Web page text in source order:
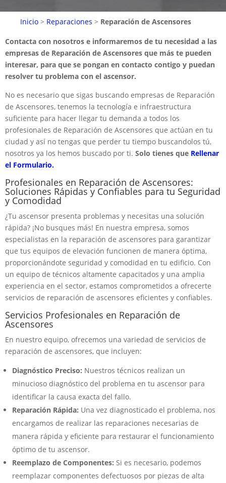
Inicio > Reparaciones > Reparación de Ascensores
Contacta con nosotros e informaremos de tu necesidad a las
empresas de Reparación de Ascensores que más te pueden
interesar, para que se pongan en contacto contigo y puedan
resolver tu problema con el ascensor.
No es necesario que sigas buscando empresas de Reparación
de Ascensores, tenemos la tecnología e infraestructura
suficiente para hacer llegar tu demanda a todos los
profesionales de Reparación de Ascensores que actúan en tu
ciudad y así no tengas que perder tu tiempo buscandolos tú,
nosotros ya los hemos buscado por ti. Solo tienes que Rellenar
el Formulario.
Profesionales en Reparación de Ascensores:
Soluciones Rápidas y Confiables para tu Seguridad
y Comodidad
¿Tu ascensor presenta problemas y necesitas una solución
rápida? ¡No busques más! En nuestra empresa, somos
especialistas en la reparación de ascensores para garantizar
que tus equipos de elevación funcionen de manera óptima,
proporcionándote seguridad y comodidad en tu edificio. Con
un equipo de técnicos altamente capacitados y una amplia
experiencia en el sector, estamos comprometidos a ofrecerte
servicios de reparación de ascensores eficientes y confiables.
Servicios Profesionales en Reparación de
Ascensores
En nuestro equipo, ofrecemos una variedad de servicios de
reparación de ascensores, que incluyen:
Diagnóstico Preciso: Nuestros técnicos realizan un
minucioso diagnóstico del problema en tu ascensor para
identificar la causa exacta del fallo.
Reparación Rápida: Una vez diagnosticado el problema, nos
encargamos de realizar las reparaciones necesarias de
manera rápida y eficiente para restaurar el funcionamiento
óptimo de tu ascensor.
Reemplazo de Componentes: Si es necesario, podemos
reemplazar componentes defectuosos por piezas de alta